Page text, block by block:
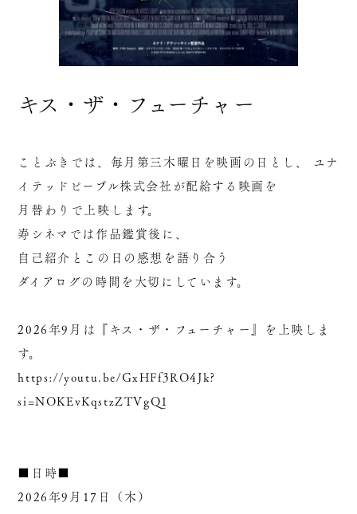
キス・ザ・フューチャー
ことぶきでは、毎月第三木曜日を映画の日とし、 ユナ
イテッドピープル株式会社が配給する映画を
月替わりで上映します。
寿シネマでは作品鑑賞後に、
自己紹介とこの日の感想を語り合う
ダイアログの時間を大切にしています。
2026年9月は『キス・ザ・フューチャー』を上映しま
す。
https://youtu.be/GxHFf3RO4Jk?
si=NOKEvKqstzZTVgQ1
■日時■
2026年9月17日（木）